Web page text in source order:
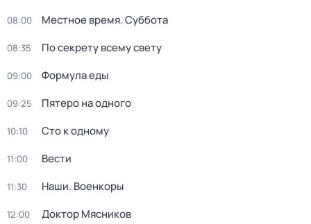
08:00 Местное время. Суббота
08:35 По секрету всему свету
09:00 Формула еды
09:25 Пятеро на одного
10:10 Сто к одному
11:00 Вести
11:30 Наши. Военкоры
12:00 Доктор Мясников